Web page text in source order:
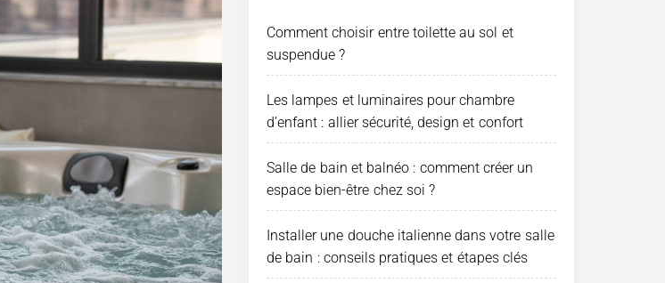
Comment choisir entre toilette au sol et
suspendue ?
Les lampes et luminaires pour chambre
d’enfant : allier sécurité, design et confort
Salle de bain et balnéo : comment créer un
espace bien-être chez soi ?
Installer une douche italienne dans votre salle
de bain : conseils pratiques et étapes clés